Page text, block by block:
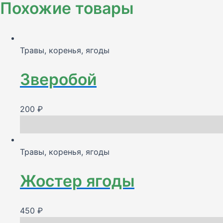
Похожие товары
Травы, коренья, ягоды
Зверобой
200 ₽
Травы, коренья, ягоды
Жостер ягоды
450 ₽